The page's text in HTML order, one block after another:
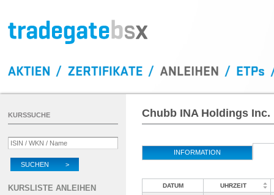
Chubb INA Holdings Inc.
INFORMATION
DATUM UHRZEIT
KURSSUCHE
SUCHEN >
KURSLISTE ANLEIHEN